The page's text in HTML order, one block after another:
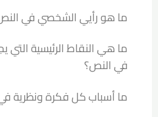
ما هو رأيي الشخصي في
ما هي النقاط الرئيسية التي
في النص؟
ما أسباب كل فكرة ونظرية